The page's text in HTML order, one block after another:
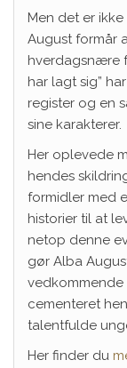
Men det er
August formår
hverdagsnære
har lagt sig”
register og en
sine karakterer.
Her oplevede
hendes
formidler med
historier til at
netop denne
gør Alba
cementeret
talentfulde
Her finder du